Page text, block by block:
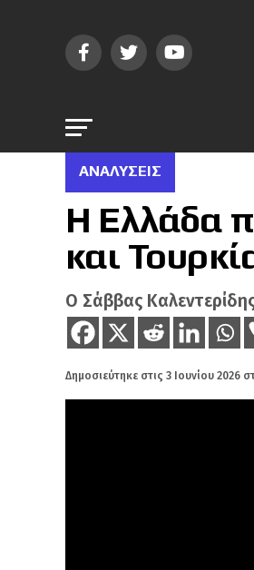
ΑΝΑΛΎΣΕΙΣ
Η Ελλάδα
και
Ο Σάββας Καλεντερίδης
Δημοσιεύτηκε στις 3 Ιουνίου 2026